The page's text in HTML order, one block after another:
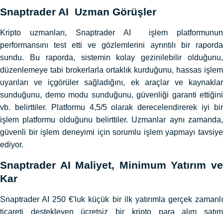
Snaptrader AI Uzman Görüşler
Kripto uzmanları, Snaptrader AI işlem platformunun
performansını test etti ve gözlemlerini ayrıntılı bir raporda
sundu. Bu raporda, sistemin kolay gezinilebilir olduğunu,
düzenlemeye tabi brokerlarla ortaklık kurduğunu, hassas işlem
uyarıları ve içgörüler sağladığını, ek araçlar ve kaynaklar
sunduğunu, demo modu sunduğunu, güvenliği garanti ettiğini
vb. belirttiler. Platformu 4,5/5 olarak derecelendirerek iyi bir
işlem platformu olduğunu belirttiler. Uzmanlar aynı zamanda,
güvenli bir işlem deneyimi için sorumlu işlem yapmayı tavsiye
ediyor.
Snaptrader AI Maliyet, Minimum Yatırım ve
Kar
Snaptrader AI 250 €'luk küçük bir ilk yatırımla gerçek zamanlı
ticareti destekleyen ücretsiz bir kripto para alım satım